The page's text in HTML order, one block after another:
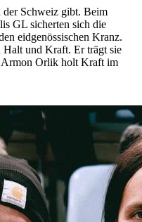
der Schweiz gibt. Beim
GL sicherten sich die
eidgenössischen Kranz.
und Kraft. Er trägt sie
Armon Orlik holt Kraft im